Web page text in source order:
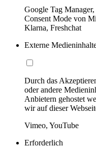
Google Tag
Consent Mode von
Klarna, Freshchat
Externe
Durch das
oder andere
Anbietern gehostet
wir auf dieser
Vimeo, YouTube
Erforderlich